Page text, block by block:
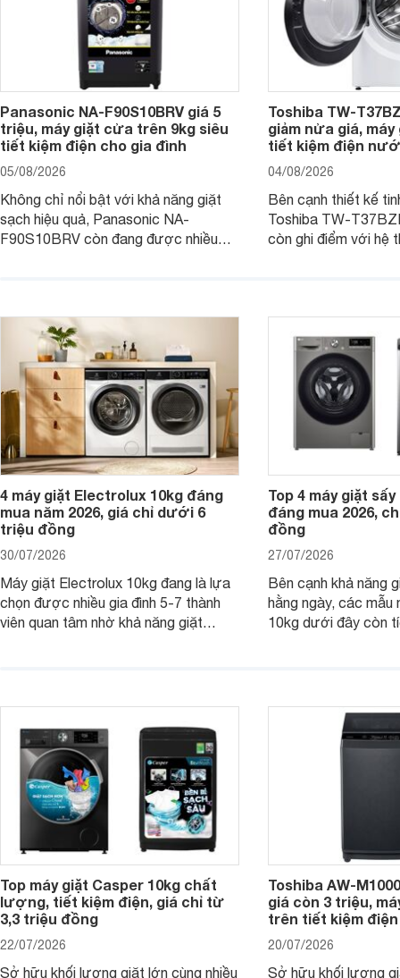
Panasonic NA-F90S10BRV giá 5
triệu, máy giặt cửa trên 9kg siêu
tiết kiệm điện cho gia đình
05/08/2026
Không chỉ nổi bật với khả năng giặt
sạch hiệu quả, Panasonic NA-
F90S10BRV còn đang được nhiều
giặt cửa trên 9kg.
Toshiba TW-
giảm nửa giá,
tiết kiệm điện
04/08/2026
Bên cạnh thiết kế
Toshiba TW-
còn ghi điểm với hệ
giặt.
4 máy giặt Electrolux 10kg đáng
mua năm 2026, giá chỉ dưới 6
triệu đồng
30/07/2026
Máy giặt Electrolux 10kg đang là lựa
chọn được nhiều gia đình 5-7 thành
viên quan tâm nhờ khả năng giặt
Top 4 máy giặt
đáng mua 2026,
đồng
27/07/2026
Bên cạnh khả năng
hằng ngày, các mẫu
10kg dưới đây còn
Top máy giặt Casper 10kg chất
lượng, tiết kiệm điện, giá chỉ từ
3,3 triệu đồng
22/07/2026
Sở hữu khối lượng giặt lớn cùng nhiều
Toshiba AW-
giá còn 3 triệu,
trên tiết kiệm
20/07/2026
Sở hữu khối lượng